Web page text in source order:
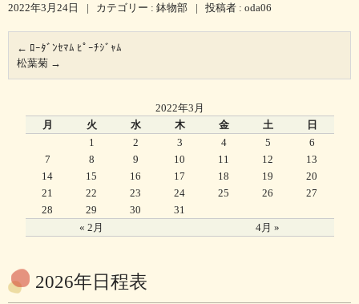
2022年3月24日 | カテゴリー : 鉢物部 | 投稿者 : oda06
← ﾛｰﾀﾞﾝｾﾏﾑ ﾋﾟｰﾁｼﾞｬﾑ
松葉菊 →
2022年3月
月
火 水 木 金 土 日
« 2月 4月 »
1 2 3 4 5
6
7
8 9 10 11 12
13
14
15 16 17 18 19
20
21
22 23 24 25 26
27
28
29 30 31
2026年日程表